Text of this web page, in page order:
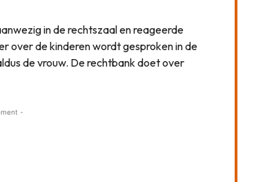
in de rechtszaal en reageerde
over de kinderen wordt gesproken in de
de vrouw. De rechtbank doet over
-